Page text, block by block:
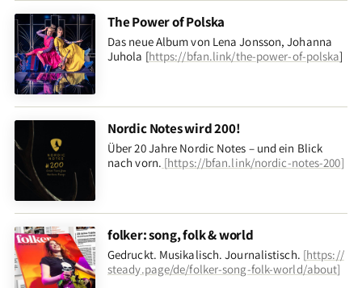
The Power of Polska
Das neue Album von Lena Jonsson, Johanna
Juhola [https://bfan.link/the-power-of-polska]
Nordic Notes wird 200!
Über 20 Jahre Nordic Notes – und ein Blick
nach vorn. [https://bfan.link/nordic-notes-200]
folker: song, folk & world
Gedruckt. Musikalisch. Journalistisch. [https://
steady.page/de/folker-song-folk-world/about]